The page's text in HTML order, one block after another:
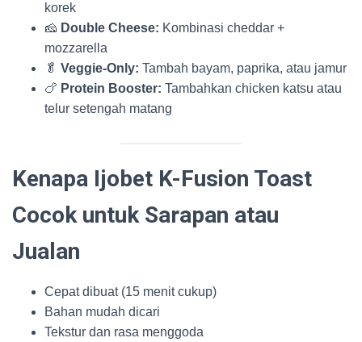
korek
🧀 Double Cheese: Kombinasi cheddar +
mozzarella
🥬 Veggie-Only: Tambah bayam, paprika, atau jamur
🍗 Protein Booster: Tambahkan chicken katsu atau
telur setengah matang
Kenapa Ijobet K-Fusion Toast
Cocok untuk Sarapan atau
Jualan
Cepat dibuat (15 menit cukup)
Bahan mudah dicari
Tekstur dan rasa menggoda